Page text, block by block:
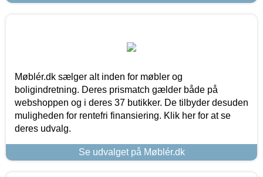
Møblér.dk sælger alt inden for møbler og
boligindretning. Deres prismatch gælder både på
webshoppen og i deres 37 butikker. De tilbyder desuden
muligheden for rentefri finansiering. Klik her for at se
deres udvalg.
Se udvalget på Møblér.dk